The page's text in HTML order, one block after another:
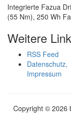
Integrierte Fazua
(55 Nm), 250 Wh
Weitere
RSS Feed
Datenschutz,
Impressum
Copyright © 2026